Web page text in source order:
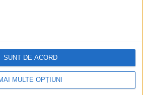
MULTE OPȚIUNI
SUNT DE ACORD